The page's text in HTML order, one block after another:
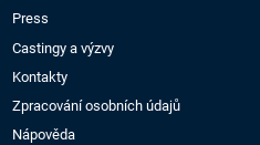
Press
Castingy a výzvy
Kontakty
Zpracování osobních údajů
Nápověda